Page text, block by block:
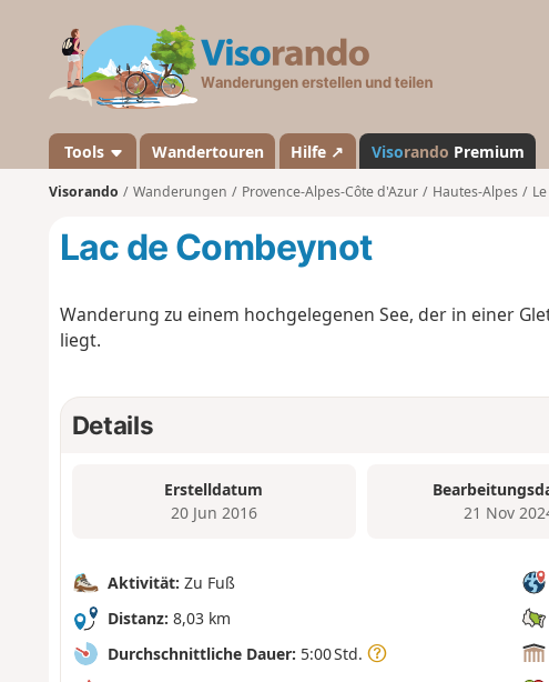
a
n
d
Tools Wandertouren Hilfe ↗ Visorando Premium
Visorando Wanderungen Provence-Alpes-Côte d'Azur Hautes-Alpes
Lac de Combeynot
Wanderung zu einem hochgelegenen See, der in einer
liegt.
Details
Erstelldatum
20 Jun 2016
21 Nov
Aktivität: Zu Fuß
Distanz: 8,03 km
Durchschnittliche Dauer: 5:00 Std.